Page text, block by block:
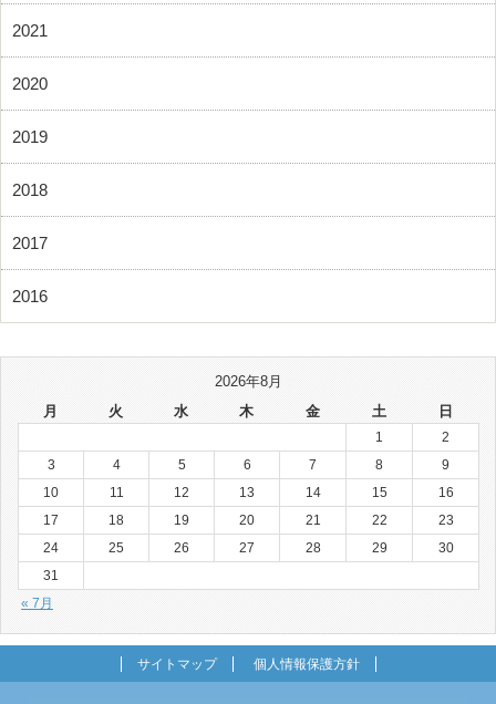
2021
2020
2019
2018
2017
2016
2026年8月
月
火 水 木 金 土 日
« 7月
1
2
3
4 5 6 7 8
9
10
11 12 13 14 15
16
17
18 19 20 21 22
23
24
25 26 27 28 29
30
31
サイトマップ 個人情報保護方針